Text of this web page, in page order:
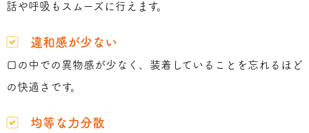
話や呼吸もスムーズに行えます。
違和感が少ない
口の中での異物感が少なく、装着していることを忘れるほど
の快適さです。
均等な力分散